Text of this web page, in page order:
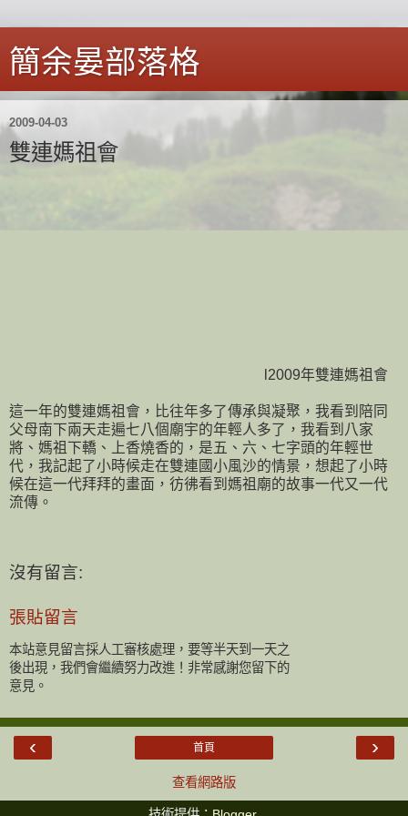
簡余晏部落格
2009-04-03
雙連媽祖會
l2009年雙連媽祖會
這一年的雙連媽祖會，比往年多了傳承與凝聚，我看到陪同
父母南下兩天走遍七八個廟宇的年輕人多了，我看到八家
將、媽祖下轎、上香燒香的，是五、六、七字頭的年輕世
代，我記起了小時候走在雙連國小風沙的情景，想起了小時
候在這一代拜拜的畫面，彷彿看到媽祖廟的故事一代又一代
流傳。
沒有留言:
張貼留言
本站意見留言採人工審核處理，要等半天到一天之
後出現，我們會繼續努力改進！非常感謝您留下的
意見。
‹ ›
首頁
查看網路版